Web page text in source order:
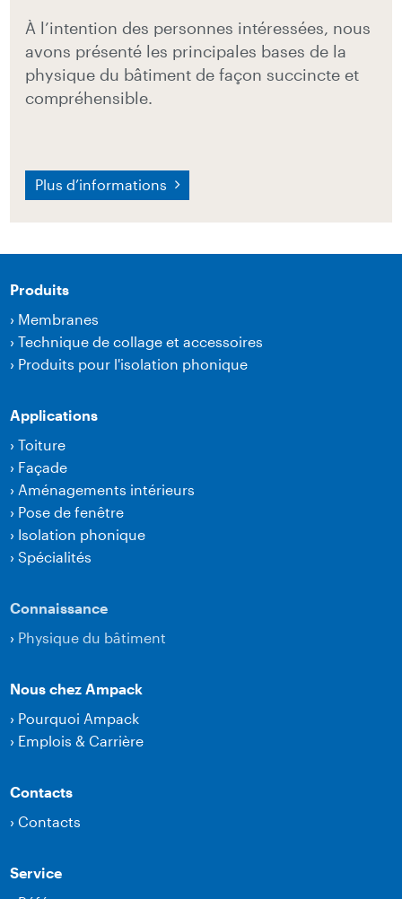
À l’intention des personnes intéressées, nous
avons présenté les principales bases de la
physique du bâtiment de façon succincte et
compréhensible.
Plus d’informations
Produits
› Membranes
›Technique de collage et accessoires
› Produits pour l'isolation phonique
Applications
›Toiture
› Façade
› Aménagements intérieurs
› Pose de fenêtre
› Isolation phonique
›Spécialités
Connaissance
› Physique du bâtiment
Nous chez Ampack
› Pourquoi Ampack
› Emplois & Carrière
Contacts
›Contacts
Service